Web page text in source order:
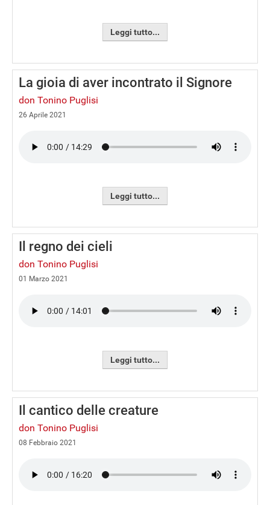
Leggi tutto...
La gioia di aver incontrato il Signore
don Tonino Puglisi
26 Aprile 2021
Leggi tutto...
Il regno dei cieli
don Tonino Puglisi
01 Marzo 2021
Leggi tutto...
Il cantico delle creature
don Tonino Puglisi
08 Febbraio 2021